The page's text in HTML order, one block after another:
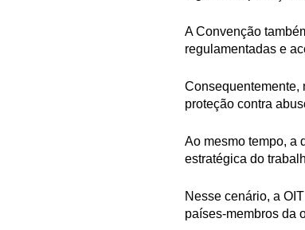
A Convenção
regulamentadas e
Consequentemente,
proteção contra
Ao mesmo tempo, a
estratégica do
Nesse cenário, a
países-membros da